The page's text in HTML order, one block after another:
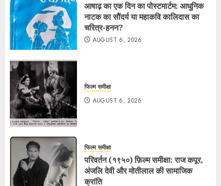
आषाढ़ का एक दिन का पोस्टमार्टम: आधुनिक
नाटक का सौंदर्य या महाकवि कालिदास का
चरित्र-हनन?
AUGUST 6, 2026
फिल्म समीक्षा
AUGUST 6, 2026
फिल्म समीक्षा
परिवर्तन (१९५०) फ़िल्म समीक्षा: राज कपूर,
अंजलि देवी और मोतीलाल की सामाजिक
क्रांति